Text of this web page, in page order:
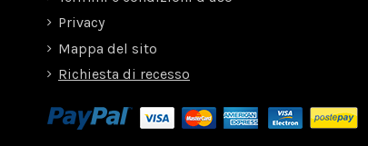
Privacy
Mappa del sito
Richiesta di recesso